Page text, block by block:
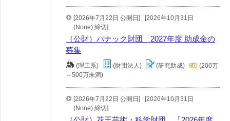
[2026年7月22日 公開日]
[2026年10月31日
(None) 締切]
（公財）パナック財団 2027年度 助成金の
募集
(理工系) (財団法人) (研究助成)
(200万
～500万未満)
[2026年7月22日 公開日]
[2026年10月31日
(None) 締切]